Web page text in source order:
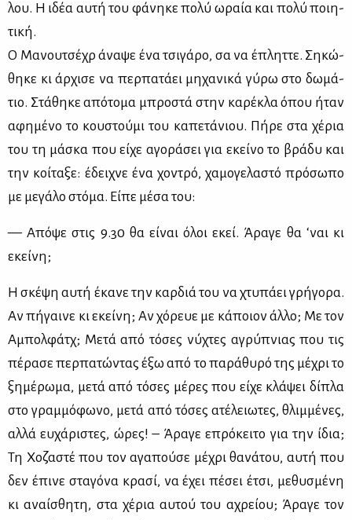
λου. Η ιδέα αυ­τή του φά­νη­κε πο­λύ ωραία και πο­λύ ποι­η­
τι­κή.
Ο Μα­νου­τσέ­χρ άνα­ψε ένα τσι­γά­ρο, σα να έπλητ­τε. Ση­κώ­
θη­κε κι άρ­χι­σε να περ­πα­τά­ει μη­χα­νι­κά γύ­ρω στο δω­μά­
τιο. Στά­θη­κε από­το­μα μπρο­στά στην κα­ρέ­κλα όπου ήταν
αφη­μέ­νο το κου­στού­μι του κα­πε­τά­νιου. Πή­ρε στα χέ­ρια
του τη μά­σκα που εί­χε αγο­ρά­σει για εκεί­νο το βρά­δυ και
την κοί­τα­ξε: έδει­χνε ένα χο­ντρό, χα­μο­γε­λα­στό πρό­σω­πο
με με­γά­λο στό­μα. Εί­πε μέ­σα του:
— Από­ψε στις 9.30 θα εί­ναι όλοι εκεί. Άρα­γε θα ‘ναι κι
εκεί­νη;
Η σκέ­ψη αυ­τή έκα­νε την καρ­διά του να χτυ­πά­ει γρή­γο­ρα.
Αν πή­γαι­νε κι εκεί­νη; Αν χό­ρευε με κά­ποιον άλ­λο; Με τον
Αμπολ­φάτχ; Με­τά από τό­σες νύ­χτες αγρύ­πνιας που τις
πέ­ρα­σε περ­πα­τώ­ντας έξω από το πα­ρά­θυ­ρό της μέ­χρι το
ξη­μέ­ρω­μα, με­τά από τό­σες μέ­ρες που εί­χε κλά­ψει δί­πλα
στο γραμ­μό­φω­νο, με­τά από τό­σες ατέ­λειω­τες, θλιμ­μέ­νες,
αλ­λά ευ­χά­ρι­στες, ώρες! – Άρα­γε επρό­κει­το για την ίδια;
Τη Χο­ζα­στέ που τον αγα­πού­σε μέ­χρι θα­νά­του, αυ­τή που
δεν έπι­νε στα­γό­να κρα­σί, να έχει πέ­σει έτσι, με­θυ­σμέ­νη
κι αναί­σθη­τη, στα χέ­ρια αυ­τού του αχρεί­ου; Άρα­γε τον